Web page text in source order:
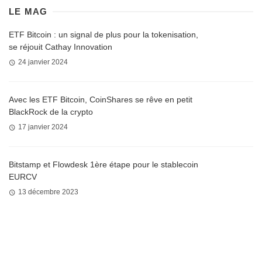
LE MAG
ETF Bitcoin : un signal de plus pour la tokenisation,
se réjouit Cathay Innovation
24 janvier 2024
Avec les ETF Bitcoin, CoinShares se rêve en petit
BlackRock de la crypto
17 janvier 2024
Bitstamp et Flowdesk 1ère étape pour le stablecoin
EURCV
13 décembre 2023